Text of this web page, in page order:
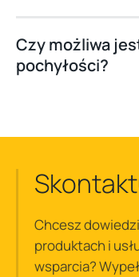
Czy możliwa
pochyłości?
Chcesz
produktach i
wsparcia?